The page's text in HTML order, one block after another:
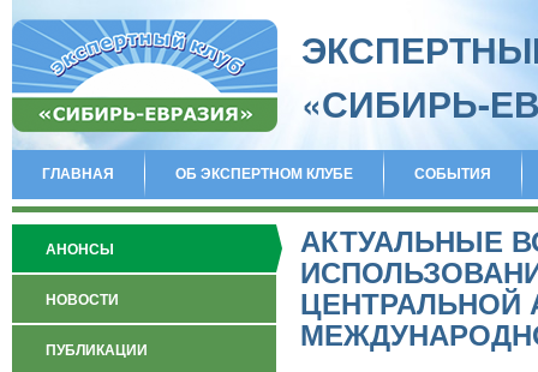
«СИБИРЬ-
ГЛАВНАЯ ОБ ЭКСПЕРТНОМ КЛУБЕ СОБЫТИЯ
АНОНСЫ
НОВОСТИ
ПУБЛИКАЦИИ
АКТУАЛЬНЫЕ
ЦЕНТРАЛЬНОЙ